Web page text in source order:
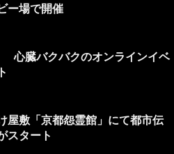
ー場で開催
心臓バクバクのオンラインイベ
敷「京都怨霊館」にて都市伝
スタート